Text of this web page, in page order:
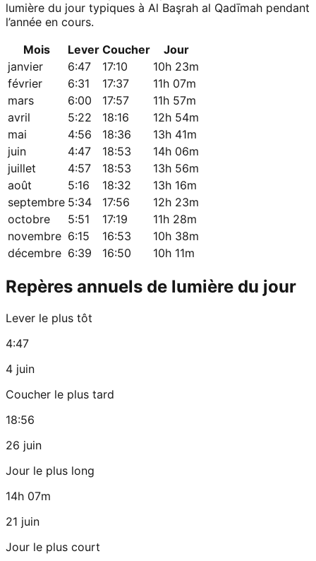
lumière du jour typiques à Al Başrah al Qadīmah pendant
l’année en cours.
Mois
Lever Coucher
Jour
janvier
6:47 17:10
10h 23m
février
6:31 17:37
11h 07m
mars
6:00 17:57
11h 57m
avril
5:22 18:16
12h 54m
mai
4:56 18:36
13h 41m
juin
4:47 18:53
14h 06m
juillet
4:57 18:53
13h 56m
août
5:16 18:32
13h 16m
septembre 5:34 17:56
12h 23m
octobre
5:51 17:19
11h 28m
novembre 6:15 16:53
10h 38m
décembre 6:39 16:50 10h 11m
Repères annuels de lumière du jour
Lever le plus tôt
4:47
4 juin
Coucher le plus tard
18:56
26 juin
Jour le plus long
14h 07m
21 juin
Jour le plus court